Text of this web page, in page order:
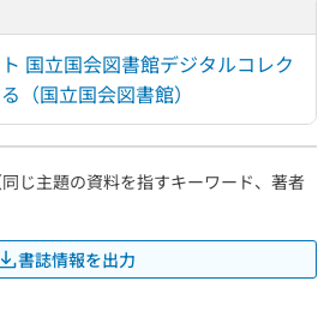
国立国会図書館デジタルコレク
（国立国会図書館）
じ主題の資料を指すキーワード、著者
書誌情報を出力